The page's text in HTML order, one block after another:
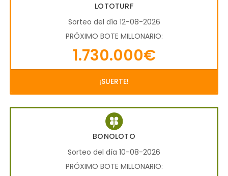
LOTOTURF
Sorteo del día 12-08-2026
PRÓXIMO BOTE MILLONARIO:
1.730.000€
¡SUERTE!
BONOLOTO
Sorteo del día 10-08-2026
PRÓXIMO BOTE MILLONARIO: